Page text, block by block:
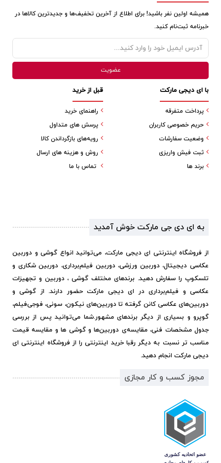
همیشه اولین نفر باشید! برای اطلاع از آخرین تخفیف‌ها و جدیدترین کالاها در
خبرنامه ثبت‌نام کنید.
قبل از خرید
راهنمای خرید
پرسش های متداول
رویه‌های بازگرداندن کالا
روش و هزینه های ارسال
تماس با ما
با ای دیجی مارکت
پرداخت متفرقه
حریم خصوصی کاربران
وضعیت سفارشات
ثبت فیش واریزی
برند ها
به ای دی جی مارکت خوش آمدید
از فروشگاه اینترنتی ای دیجی مارکت، می‌توانید انواع گوشی و دوربین
عکاسی دیجیتال، دوربین ورزشی، دوربین فیلم‌برداری، دوربین شکاری و
تلسکوپ را سفارش دهید. برندهای مختلف گوشی ، دوربین و تجهیزات
عکاسی و فیلم‌برداری در ای دیجی مارکت حضور دارند. از گوشی و
دوربین‌های عکاسی کانن گرفته تا دوربین‌های نیکون، سونی، فوجی‌فیلم،
گوپرو و بسیاری از دیگر برندهای مشهور.شما می‌توانید پس از بررسی
جدول مشخصات فنی، مقایسه‌ی دوربین‌ها و گوشی ها و مقایسه قیمت
مناسب تر نسبت به دیگر رقبا خرید اینترنتی را از فروشگاه اینترنتی ای
دیجی مارکت انجام دهید.
مجوز کسب و کار مجازی